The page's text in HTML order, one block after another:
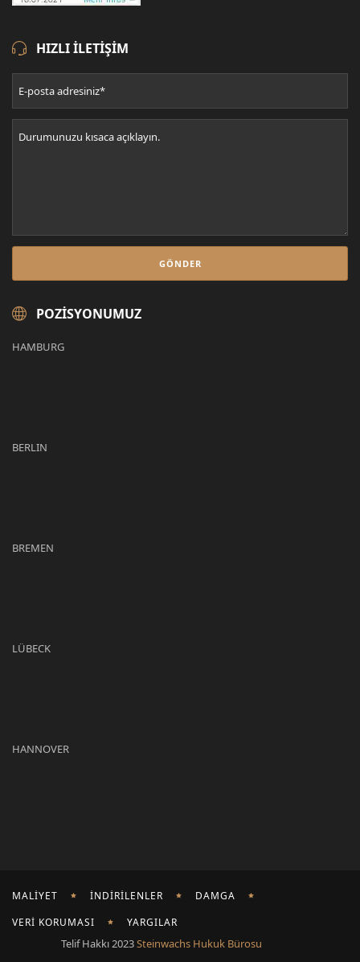
HIZLI ILETIŞIM
POZISYONUMUZ
HAMBURG
BERLIN
BREMEN
LÜBECK
HANNOVER
MALIYET İNDIRILENLER
DAMGA
VERI KORUMASI
YARGILAR
Telif Hakkı 2023Steinwachs Hukuk Bürosu